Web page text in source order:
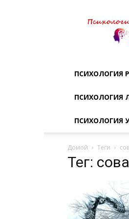
разума
ПСИХОЛОГИЯ
ПСИХОЛОГИЯ
ПСИХОЛОГИЯ
Домой Теги
Тег: